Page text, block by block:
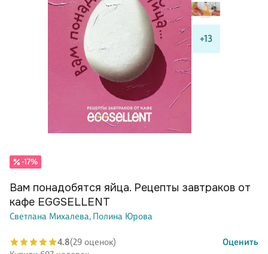
+13
-17%
Вам понадобятся яйца. Рецепты завтраков от
кафе EGGSELLENT
Светлана Михалева, Полина Юрова
4.8(29 оценок)
Оценить